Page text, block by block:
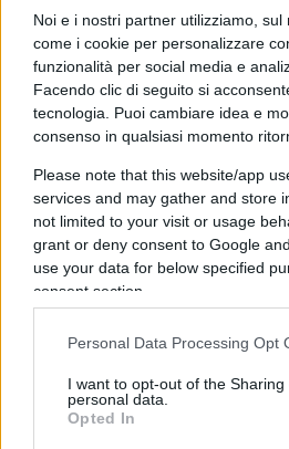
Noi e i nostri partner utilizziamo,
come i cookie per personalizzare
funzionalità per social media e
Facendo clic di seguito si
tecnologia. Puoi cambiare idea e
consenso in qualsiasi momento
Please note that this website/app
services and may gather and store
not limited to your visit or usage
grant or deny consent to Google
use your data for below specified
consent section.
Personal Data Processing Opt
I want to opt-out of the Sharing
personal data.
Opted In
Solo il sabato mattina, come
investigatori, la giovane ha
farsi accompagnare a casa.
alla clinicaMangiagalliper
amica ha avvisato la polizia
stupro avvenuto qualche
aggressore è stato fermato
non lontano dal suo
Chi è il presunto
Il pm ha subito chiesto al
e la custodia cautelare